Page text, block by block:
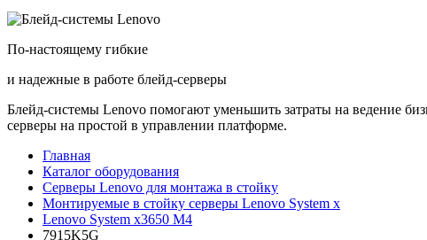
По-настоящему гибкие
и надежные в работе блейд-серверы
Блейд-системы Lenovo помогают уменьшить затраты на ведение
серверы на простой в управлении платформе.
Главная
Каталог оборудования
Серверы Lenovo для монтажа в стойку
Монтируемые в стойку серверы Lenovo System x
Lenovo System x3650 M4
7915K5G